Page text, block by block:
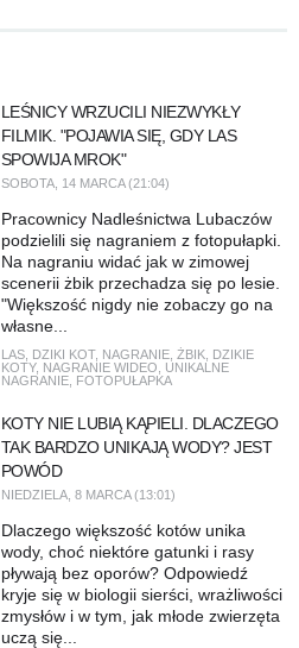
LEŚNICY WRZUCILI NIEZWYKŁY
FILMIK. "POJAWIA SIĘ, GDY LAS
SPOWIJA MROK"
SOBOTA, 14 MARCA (21:04)
Pracownicy Nadleśnictwa Lubaczów
podzielili się nagraniem z fotopułapki.
Na nagraniu widać jak w zimowej
scenerii żbik przechadza się po lesie.
"Większość nigdy nie zobaczy go na
własne...
LAS, DZIKI KOT, NAGRANIE, ŻBIK, DZIKIE
KOTY, NAGRANIE WIDEO
UNIKALNE
NAGRANIE, FOTOPUŁAPKA
KOTY NIE LUBIĄ KĄPIELI. DLACZEGO
TAK BARDZO UNIKAJĄ WODY? JEST
POWÓD
NIEDZIELA, 8 MARCA (13:01)
Dlaczego większość kotów unika
wody, choć niektóre gatunki i rasy
pływają bez oporów? Odpowiedź
kryje się w biologii sierści, wrażliwości
zmysłów i w tym, jak młode zwierzęta
uczą się...